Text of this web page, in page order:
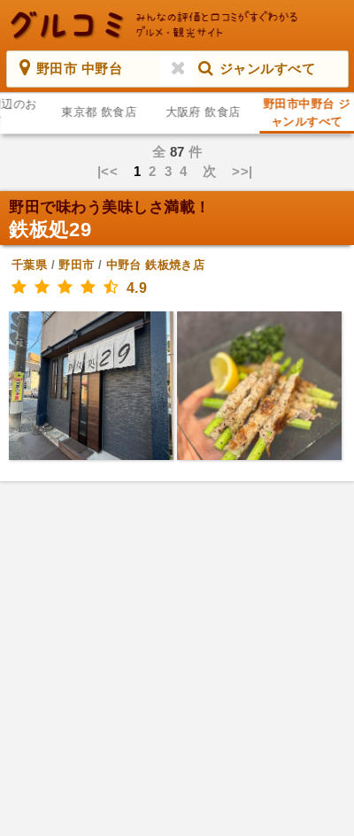
野田市 中野台 ジャンルすべて
のお
東京都 飲食店 大阪府 飲食店
野田市中野台 ジ
ャンルすべて
全 87 件
|<< 12 3 4 次 >>|
野田で味わう美味しさ満載！
鉄板処29
千葉県/野田市 / 中野台 鉄板焼き店
4.9